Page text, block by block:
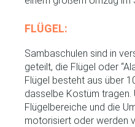
FLÜGEL:
Sambaschulen sind in
geteilt, die Flügel oder
Flügel besteht aus über
dasselbe Kostüm tragen.
Flügelbereiche und die
motorisiert oder werden